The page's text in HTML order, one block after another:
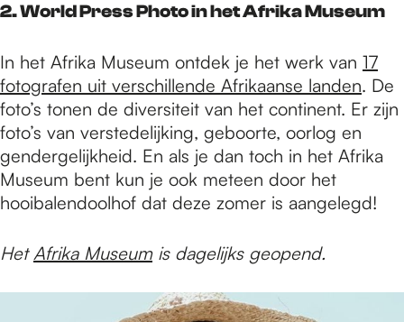
2. World Press Photo in het Afrika Museum
In het Afrika Museum ontdek je het werk van 17
fotografen uit verschillende Afrikaanse landen. De
foto’s tonen de diversiteit van het continent. Er zijn
foto’s van verstedelijking, geboorte, oorlog en
gendergelijkheid. En als je dan toch in het Afrika
Museum bent kun je ook meteen door het
hooibalendoolhof dat deze zomer is aangelegd!
HetAfrika Museumis dagelijks geopend.